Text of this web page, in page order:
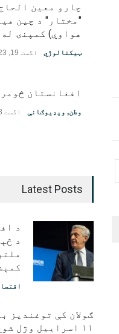
چارو معین
هواوي) کمپنۍ
ټیکنالوژي اگست 19, 2023
افغانستان
وطن, ویډیوګانې اگست 8, 2023
Latest Posts
د
د
ګولان کې توغندیز